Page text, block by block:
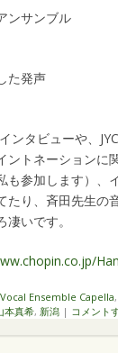
ンサンブル
た発声
ンタビューや、
ントネーションに
も参加します）、
たり、斉田先生の
いです。
Vocal Ensemble Capella,
本真希, 新潟 | コメント